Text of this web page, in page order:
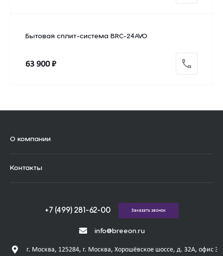
Бытовая сплит-система BRC-24AVO
63 900 ₽
О компании
Контакты
info@breeon.ru
+7 (499) 281-62-00
г. Москва, 125284, г. Москва, Хорошёвское шоссе, д. 32А, офис
Заказать звонок